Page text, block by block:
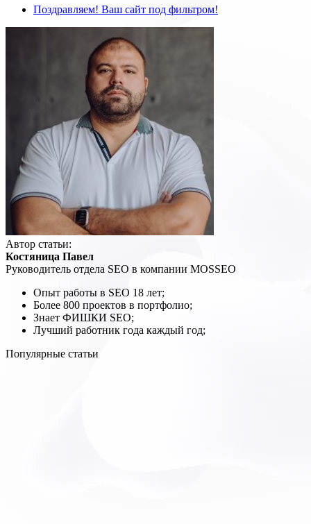
Поздравляем! Ваш сайт под фильтром!
Автор статьи:
Костяница Павел
Руководитель отдела SEO в компании MOSSEO
Опыт работы в SEO 18 лет;
Более 800 проектов в портфолио;
Знает ФИШКИ SEO;
Лучший работник года каждый год;
Популярные статьи